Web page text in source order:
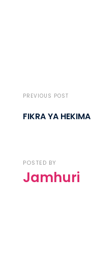
PREVIOUS POST
FIKRA YA HEKIMA
POSTED BY
Jamhuri